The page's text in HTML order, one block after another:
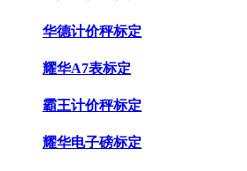
华德计价秤标定
耀华A7表标定
霸王计价秤标定
耀华电子磅标定